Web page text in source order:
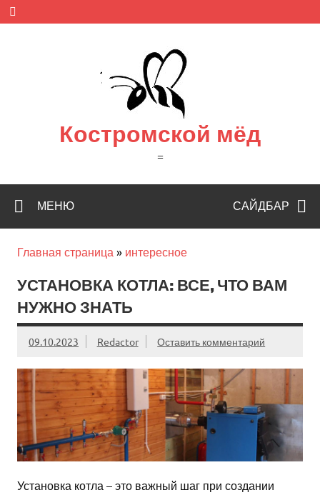
Skip
content
Костромской мёд
=
САЙДБАР
МЕНЮ
Главная страница » интересное
УСТАНОВКА КОТЛА: ВСЕ, ЧТО ВАМ
НУЖНО ЗНАТЬ
09.10.2023 Redactor Оставить комментарий
Установка котла – это важный шаг при создании